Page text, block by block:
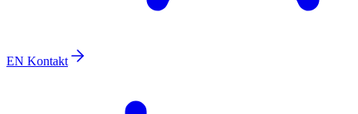
EN Kontakt